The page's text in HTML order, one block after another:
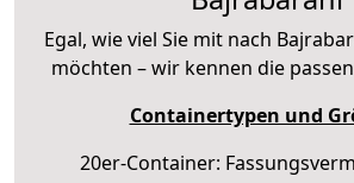
Egal, wie viel Sie mit nach
möchten – wir kennen die
Containertypen und
20er-Container: